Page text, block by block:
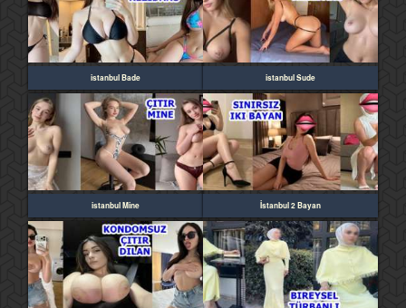
istanbul Bade istanbul Sude
istanbul Mine İstanbul 2 Bayan